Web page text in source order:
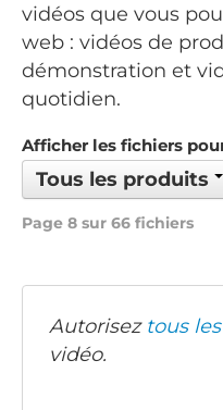
vidéos que vous
web : vidéos de
démonstration et
quotidien.
Afficher les fichiers
Tous les produits
Page 8 sur 66 fichiers
Autorisez tous
vidéo.